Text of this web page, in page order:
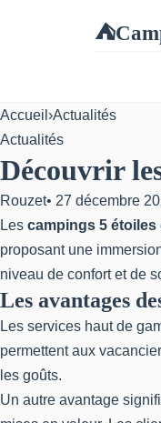
⛺
Accueil ›Actualités
Actualités
Découvrir
Rouzet• 27 décembre
Les campings 5 étoiles
proposant une
niveau de confort et de
Les avantages
Les services haut de
permettent aux
les goûts.
Un autre avantage